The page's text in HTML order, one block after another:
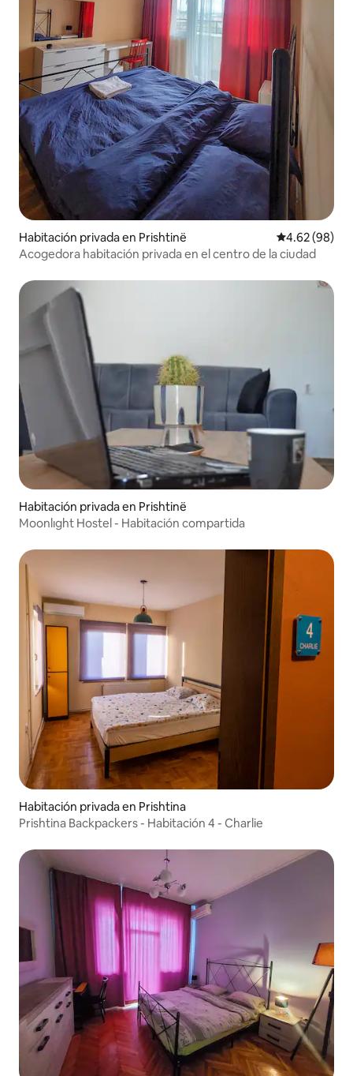
Habitación privada en Prishtinë Calificación
4.62 (98)
Acogedora habitación privada en el centro de la ciudad
Habitación privada en Prishtinë
Moonlıght Hostel - Habitación compartida
Habitación privada en Prishtina
Prishtina Backpackers - Habitación 4 - Charlie